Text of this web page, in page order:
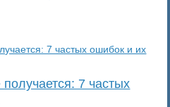
7 частых